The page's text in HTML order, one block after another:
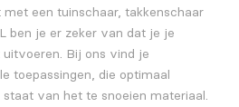
een tuinschaar, takkenschaar
ben je er zeker van dat je je
Bij ons vind je
toepassingen, die optimaal
van het te snoeien materiaal.